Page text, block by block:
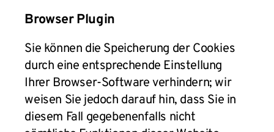
Browser Plugin
Sie können die Speicherung der Cookies
durch eine entsprechende Einstellung
Ihrer Browser-Software verhindern; wir
weisen Sie jedoch darauf hin, dass Sie in
diesem Fall gegebenenfalls nicht